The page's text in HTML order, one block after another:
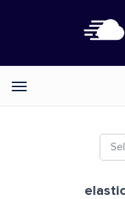
Categories